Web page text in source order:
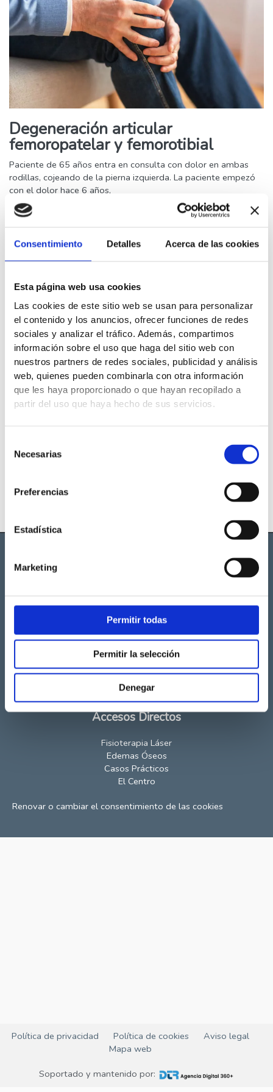
Consentimiento Detalles Acerca de las cookies
Esta página web usa cookies
Las cookies de este sitio web se usan para personalizar
el contenido y los anuncios, ofrecer funciones de redes
sociales y analizar el tráfico. Además, compartimos
información sobre el uso que haga del sitio web con
nuestros partners de redes sociales, publicidad y análisis
web, quienes pueden combinarla con otra información
que les haya proporcionado o que hayan recopilado a
partir del uso que haya hecho de sus servicios.
Necesarias
Preferencias
Estadística
Marketing
Permitir todas
Permitir la selección
Denegar
Degeneración articular
femoropatelar y femorotibial
Paciente de 65 años entra en consulta con dolor en ambas
rodillas, cojeando de la pierna izquierda. La paciente empezó
con el dolor hace 6 años,
Leer Más >>
Buscar
CONTACTA CON NOSOTROS
Nombre
apellidos
Email
Teléfono
PolíticasHe leído y acepto las de este sitio.
Marqués de Lozoya 2,
Local 28007 Madrid
911 997 592
fisioterapialaser.com
CS Exp. Sanitario: 14210
Accesos Directos
Fisioterapia Láser
Edemas Óseos
Casos Prácticos
El Centro
Renovar o cambiar el consentimiento de las cookies
Política de privacidad Política de cookies
Aviso legal
Mapa web
Soportado y mantenido por: